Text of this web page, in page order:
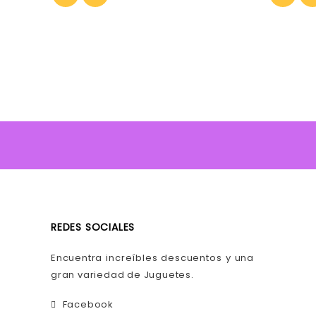
REDES SOCIALES
Encuentra increíbles descuentos y una
gran variedad de Juguetes.
Facebook